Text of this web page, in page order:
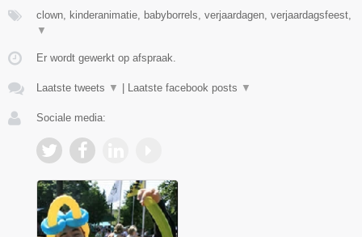
clown, kinderanimatie, babyborrels, verjaardagen, verjaardagsfeest,
▼
Er wordt gewerkt op afspraak.
Laatste tweets ▼ Laatste facebook posts ▼
Sociale media: